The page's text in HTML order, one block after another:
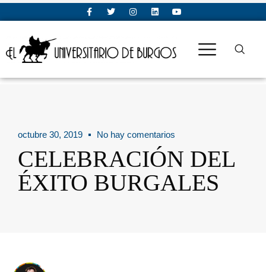
octubre 30, 2019 No hay comentarios
CELEBRACIÓN DEL
ÉXITO BURGALES